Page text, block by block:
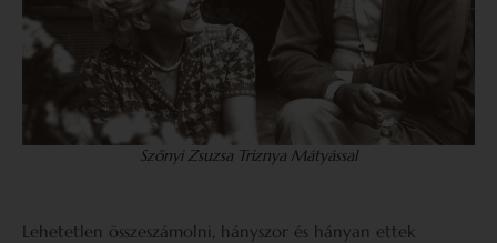
Szőnyi Zsuzsa Triznya Mátyással
Lehetetlen összeszámolni, hányszor és hányan ettek